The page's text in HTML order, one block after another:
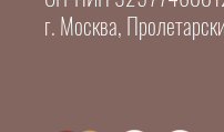
г. Москва,